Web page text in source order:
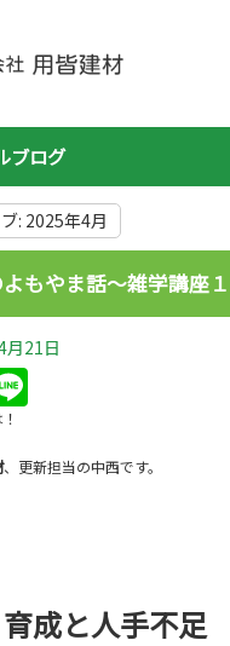
ブログ
: 2025年4月
もやま話～雑学講座
月21日
、更新担当の中西です。
成と人手不足